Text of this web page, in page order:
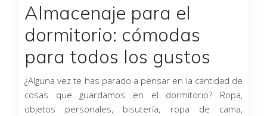
Almacenaje para el
dormitorio: cómodas
para todos los gustos
¿Alguna vez te has parado a pensar en la cantidad de
cosas que guardamos en el dormitorio? Ropa,
objetos personales, bisutería, ropa de cama,